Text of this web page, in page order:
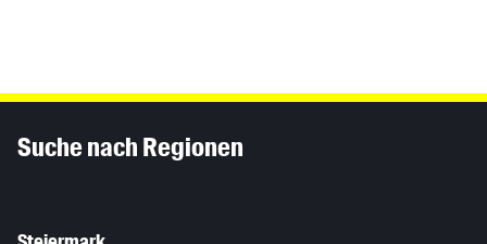
Suche nach Regionen